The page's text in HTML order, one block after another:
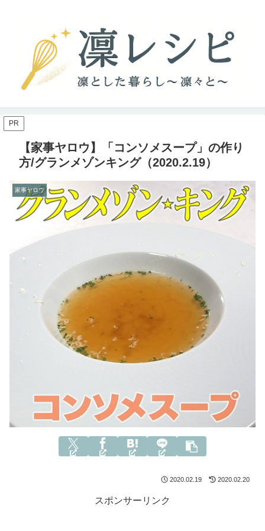
PR
【家事ヤロウ】「コンソメスープ」の作り
方/グランメゾンキング（2020.2.19）
家事ヤロウ
2020.02.19 2020.02.20
スポンサーリンク